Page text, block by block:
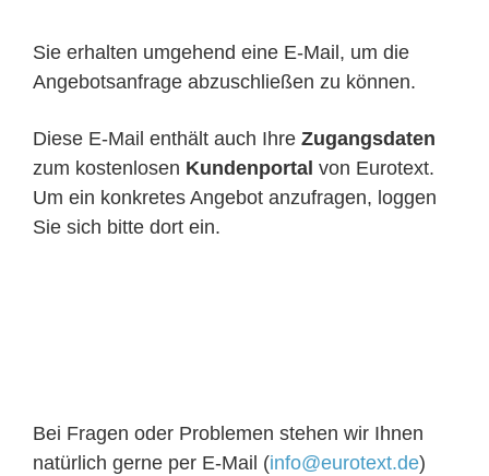
Sie erhalten umgehend eine E-Mail, um die
Angebotsanfrage abzuschließen zu können.
Diese E-Mail enthält auch Ihre Zugangsdaten
zum kostenlosen Kundenportal von Eurotext.
Um ein konkretes Angebot anzufragen, loggen
Sie sich bitte dort ein.
Bei Fragen oder Problemen stehen wir Ihnen
natürlich gerne per E-Mail (info@eurotext.de)